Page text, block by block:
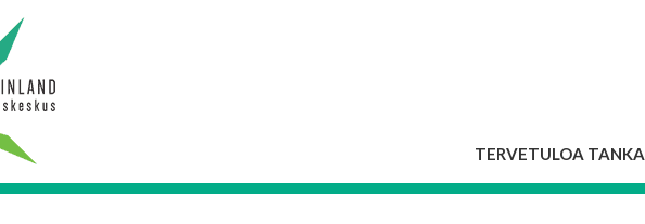
TERVETULOA TANKA